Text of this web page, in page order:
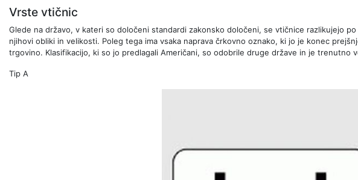
Vrste vtičnic
Glede na državo, v kateri so določeni standardi zakonsko določeni, se vtičnice razlikujejo
njihovi obliki in velikosti. Poleg tega ima vsaka naprava črkovno oznako, ki jo je konec
trgovino. Klasifikacijo, ki so jo predlagali Američani, so odobrile druge države in je trenutno
Tip A